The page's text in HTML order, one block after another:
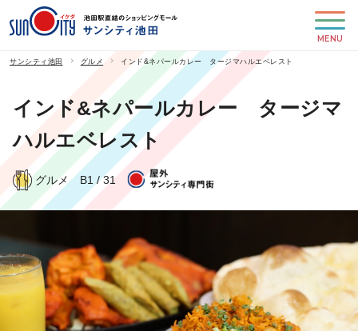
MENU
サンシティ池田 グルメ インド&ネパールカレー タージマハルエベレスト
インド&ネパールカレー タージマ
ハルエベレスト
グルメ B1 / 31